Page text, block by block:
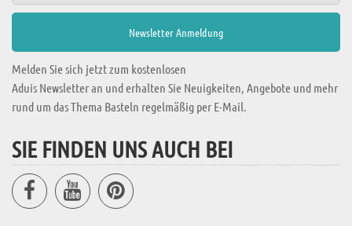
Melden Sie sich jetzt zum kostenlosen
Aduis Newsletter an und erhalten Sie Neuigkeiten, Angebote und mehr
rund um das Thema Basteln regelmäßig per E-Mail.
SIE FINDEN UNS AUCH BEI